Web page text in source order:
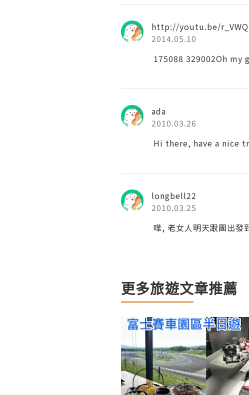
http://youtu.be/
2014.05.10
175088 329002Oh
ada
2010.03.26
Hi there, have a nice
longbell22
2010.03.25
嘩, 老女人明天跟團出發
更多旅遊文章推薦